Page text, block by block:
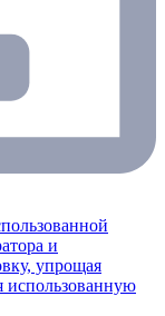
и
упрощая
использованную